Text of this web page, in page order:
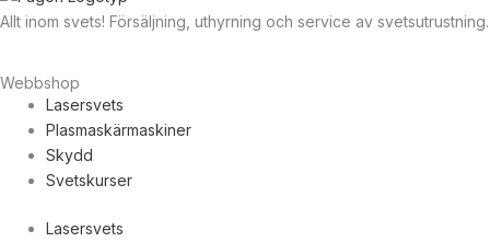
Allt inom svets! Försäljning, uthyrning och service av svetsutrustning.
Webbshop
Lasersvets
Plasmaskärmaskiner
Skydd
Svetskurser
Lasersvets